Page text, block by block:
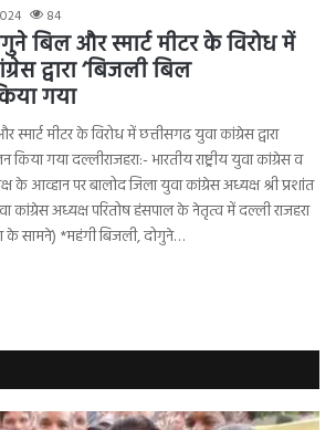
84
बिल और स्मार्ट मीटर के विरोध में
द्वारा ‘बिजली बिल
गया
मीटर के विरोध में छत्तीसगढ युवा कांग्रेस द्वारा
गया दल्लीराजहरा:- भारतीय राष्ट्रीय युवा कांग्रेस व
के आव्हान पर बालोद जिला युवा कांग्रेस अध्यक्ष श्री प्रशांत
कांग्रेस अध्यक्ष परितोष हंसपाल के नेतृत्व में दल्ली राजहरा
सामने) *महंगी बिजली, दोगुने…